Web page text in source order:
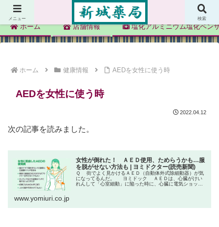
新城薬局
ホーム 店舗情報 塩化アルミニウム塩化ベン
ホーム 健康情報 AEDを女性に使う時
AEDを女性に使う時
2022.04.12
次の記事を読みました。
女性が倒れた！ ＡＥＤ使用、ためらうかも…服
を脱がせない方法も | ヨミドクター(読売新聞)
Ｑ 街でよく見かけるＡＥＤ（自動体外式除細動器）が気
になってるんだ。 ヨミドック ＡＥＤは、心臓がけい
れんして「心室細動」に陥った時に、心臓に電気ショック
www.yomiuri.co.jp
メニュー 検索